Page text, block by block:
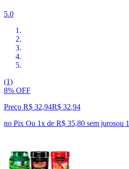
5.0
(1)
8% OFF
Preço R$ 32,94R$ 32,94
no Pix Ou 1x de R$ 35,80 sem jurosou 1